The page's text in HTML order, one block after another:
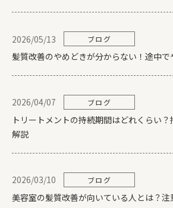
2026/05/13 ブログ
髪質改善のやめどきが分からない！途中で
2026/04/07 ブログ
トリートメントの持続期間はどれくらい
解説
2026/03/10 ブログ
美容室の髪質改善が向いている人とは？注